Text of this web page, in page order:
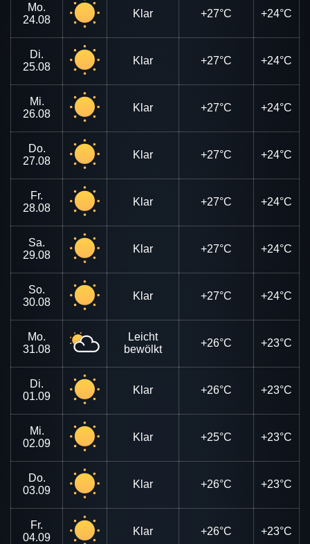
Mo.
24.08
Klar +27°C +24°C
Di.
25.08
Klar +27°C +24°C
Mi.
26.08
Klar +27°C +24°C
Do.
27.08
Klar +27°C +24°C
Fr.
28.08
Klar +27°C +24°C
Sa.
29.08
Klar +27°C +24°C
So.
30.08
Klar +27°C +24°C
Mo.
31.08
Leicht
bewölkt
+26°C +23°C
Di.
01.09
Klar +26°C +23°C
Mi.
02.09
Klar +25°C +23°C
Do.
03.09
Klar +26°C +23°C
Fr.
04.09
Klar +26°C +23°C